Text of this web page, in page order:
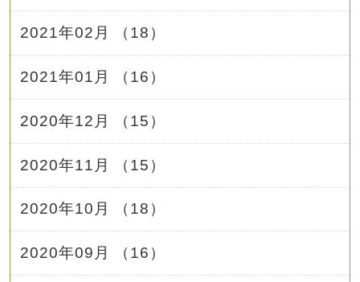
2021年02月 （18）
2021年01月 （16）
2020年12月 （15）
2020年11月 （15）
2020年10月 （18）
2020年09月 （16）